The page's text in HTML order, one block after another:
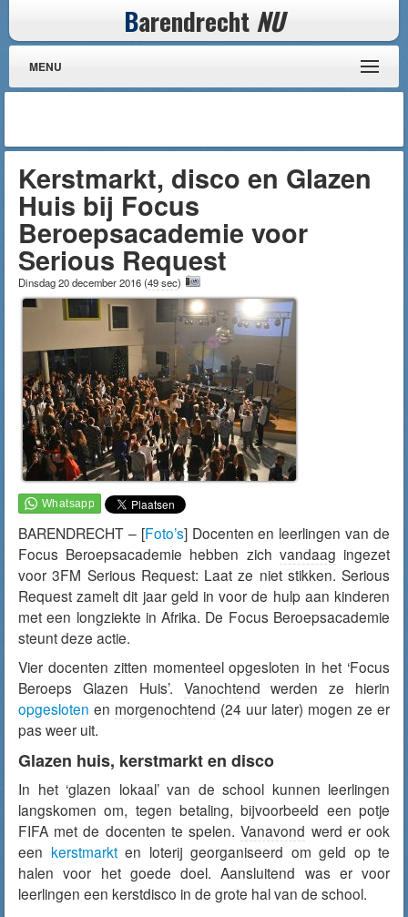
Barendrecht NU
MENU
Kerstmarkt, disco en Glazen
Huis bij Focus
Beroepsacademie voor
Serious Request
Dinsdag 20 december 2016(49 sec)
BARENDRECHT – [Foto’s] Docenten en leerlingen van de
Focus Beroepsacademie hebben zich vandaag ingezet
voor 3FM Serious Request: Laat ze niet stikken. Serious
Request zamelt dit jaar geld in voor de hulp aan kinderen
met een longziekte in Afrika. De Focus Beroepsacademie
steunt deze actie.
Vier docenten zitten momenteel opgesloten in het ‘Focus
Beroeps Glazen Huis’. Vanochtend werden ze hierin
opgesloten en morgenochtend (24 uur later) mogen ze er
pas weer uit.
Glazen huis, kerstmarkt en disco
In het ‘glazen lokaal’ van de school kunnen leerlingen
langskomen om, tegen betaling, bijvoorbeeld een potje
FIFA met de docenten te spelen.Vanavond werd er ook
een kerstmarkten loterij georganiseerd om geld op te
halen voor het goede doel. Aansluitend was er voor
leerlingen een kerstdisco in de grote hal van de school.